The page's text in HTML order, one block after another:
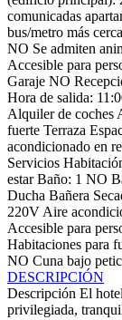
comunicadas
bus/metro más
NO Se admiten
Accesible para
Garaje NO
Hora de salida:
Alquiler de coches
fuerte Terraza
acondicionado en
Servicios
estar Baño: 1 NO
Ducha Bañera
220V Aire
Accesible para
Habitaciones para
NO Cuna bajo
DESCRIPCIÓN
Descripción El
privilegiada,